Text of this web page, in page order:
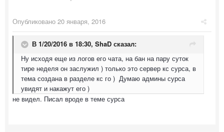
Опубликовано 20 января, 2016
В 1/20/2016 в 18:30, ShaD сказал:
Ну исходя еще из логов его чата, на бан на пару суток
тире неделя он заслужил ) только это сервер кс сурса, в
тема создана в разделе кс го ) Думаю админы сурса
увидят и накажут его )
не видел. Писал вроде в теме сурса